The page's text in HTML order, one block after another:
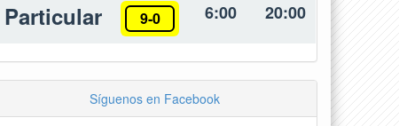
Particular 9-0 6:00 20:00
Síguenos en Facebook